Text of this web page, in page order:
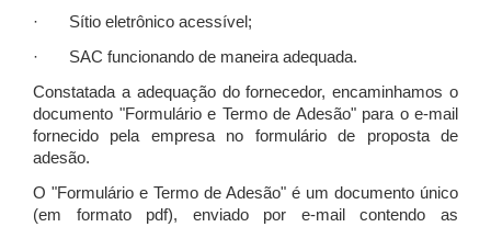
· Sítio eletrônico acessível;
· SAC funcionando de maneira adequada.
Constatada a adequação do fornecedor, encaminhamos o
documento "Formulário e Termo de Adesão" para o e-mail
fornecido pela empresa no formulário de proposta de
adesão.
O "Formulário e Termo de Adesão" é um documento único
(em formato pdf), enviado por e-mail contendo as